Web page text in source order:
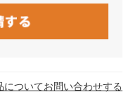
についてお問い合わせする